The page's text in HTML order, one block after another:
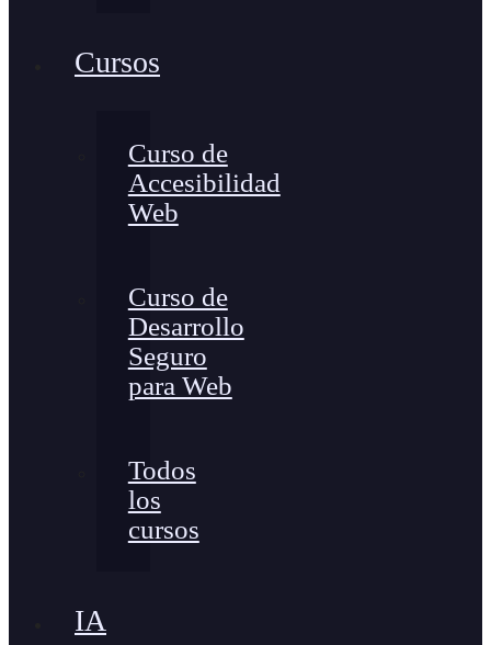
Cursos
Curso de
Accesibilidad
Web
Curso de
Desarrollo
Seguro
para Web
Todos
los
cursos
IA